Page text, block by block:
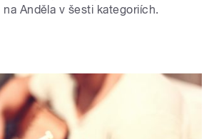
Anděla v šesti kategoriích.